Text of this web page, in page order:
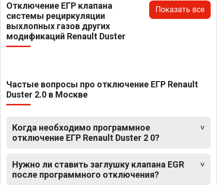
Отключение ЕГР клапана
системы рециркуляции
выхлопных газов других
модификаций Renault Duster
Показать все
Частые вопросы про отключение ЕГР Renault
Duster 2.0 в Москве
Когда необходимо программное
отключение ЕГР Renault Duster 2 0?
Нужно ли ставить заглушку клапана EGR
после программного отключения?